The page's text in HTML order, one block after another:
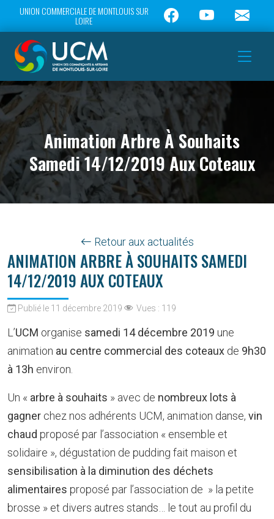
UNION COMMERCIALE DE MONTLOUIS SUR
LOIRE
Animation Arbre À Souhaits
Samedi 14/12/2019 Aux Coteaux
Retour aux actualités
ANIMATION ARBRE À SOUHAITS SAMEDI
14/12/2019 AUX COTEAUX
Publié le 11 décembre 2019 Vues : 119
L’UCM organise samedi 14 décembre 2019 une
animation au centre commercial des coteaux de 9h30
à 13h environ.
Un « arbre à souhaits » avec de nombreux lots à
gagner chez nos adhérents UCM, animation danse, vin
chaud proposé par l’association « ensemble et
solidaire », dégustation de pudding fait maison et
sensibilisation à la diminution des déchets
alimentaires proposé par l’association de » la petite
brosse » et divers autres stands… le tout au profil du